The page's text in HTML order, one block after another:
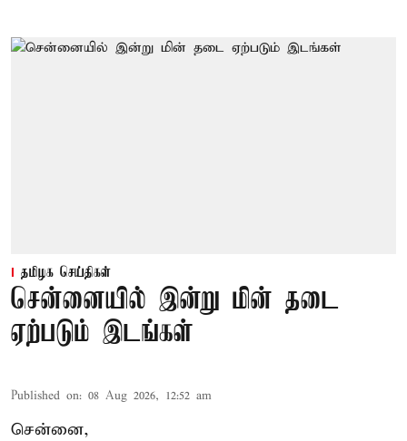
தமிழக செய்திகள்
சென்னையில் இன்று மின் தடை
ஏற்படும் இடங்கள்
Published on: 08 Aug 2026, 12:52 am
சென்னை,